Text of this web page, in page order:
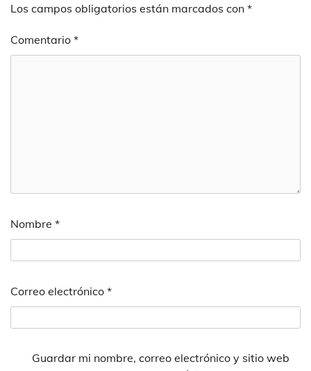
Los campos obligatorios están marcados con *
Comentario *
Nombre *
Correo electrónico *
Guardar mi nombre, correo electrónico y sitio web